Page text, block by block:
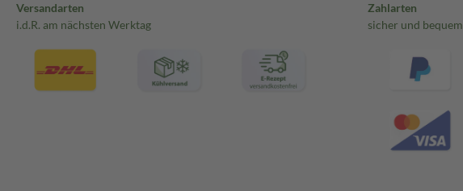
Versandarten
i.d.R. am nächsten Werktag
Zahlarten
sicher und bequem